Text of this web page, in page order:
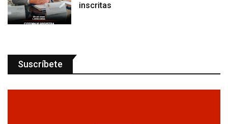
inscritas
Suscríbete